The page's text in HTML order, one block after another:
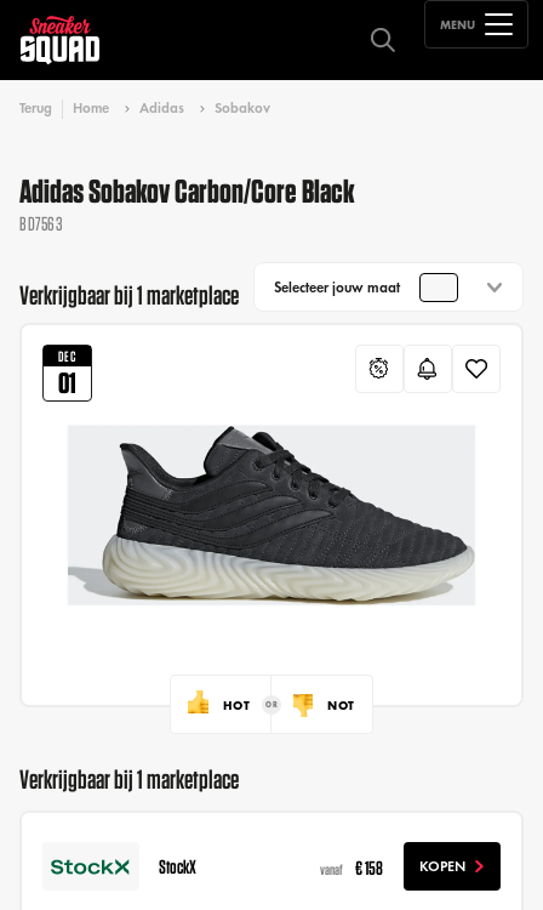
MENU
Terug Home Adidas Sobakov
Adidas Sobakov Carbon/Core Black
BD7563
Verkrijgbaar bij 1 marketplace Selecteer jouw maat
DEC
01
HOT NOT
Verkrijgbaar bij 1 marketplace
StockX vanaf € 158 KOPEN